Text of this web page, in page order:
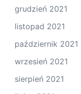
grudzień 2021
listopad 2021
październik 2021
wrzesień 2021
sierpień 2021